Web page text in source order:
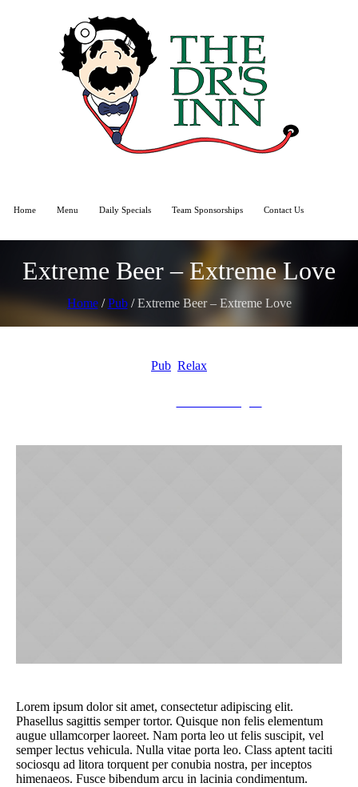
Home Menu Daily Specials Team Sponsorships Contact Us
Extreme Beer – Extreme Love
Home /Pub /Extreme Beer – Extreme Love
Pub Relax
Lorem ipsum dolor sit amet, consectetur adipiscing elit.
Phasellus sagittis semper tortor. Quisque non felis elementum
augue ullamcorper laoreet. Nam porta leo ut felis suscipit, vel
semper lectus vehicula. Nulla vitae porta leo. Class aptent taciti
sociosqu ad litora torquent per conubia nostra, per inceptos
himenaeos. Fusce bibendum arcu in lacinia condimentum.